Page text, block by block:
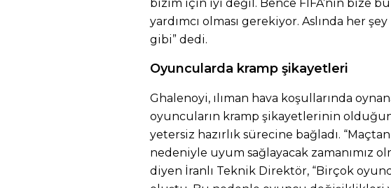
bizim için iyi değil. Bence FIFA’nın bize
yardımcı olması gerekiyor. Aslında her
gibi” dedi.
Oyuncularda kramp şikayetleri
Ghalenoyi, ılıman hava koşullarında
oyuncuların kramp şikayetlerinin
yetersiz hazırlık sürecine bağladı.
nedeniyle uyum sağlayacak zamanımız
diyen İranlı Teknik Direktör, “Birçok